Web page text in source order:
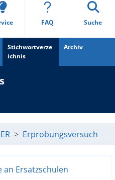
FAQ Suche
Stichwortverze
ichnis
Archiv
ER Erprobungsversuch
Ersatzschulen